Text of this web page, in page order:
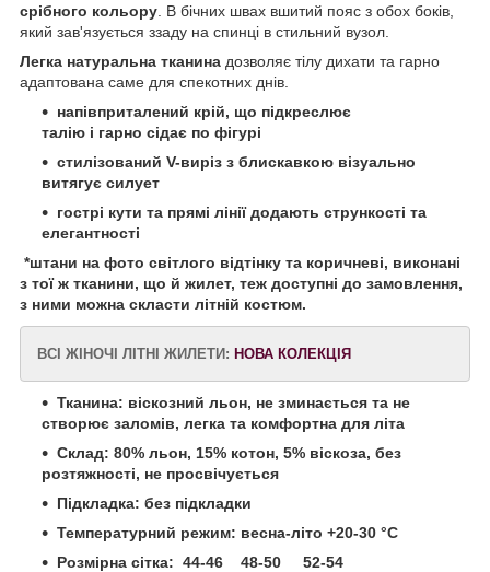
срібного кольору . В бічних швах вшитий пояс з обох боків,
який зав'язується ззаду на спинці в стильний вузол.
Легка натуральна тканина дозволяє тілу дихати та гарно
адаптована саме для спекотних днів.
напівприталений крій, що підкреслює
талію і гарно сідає по фігурі
стилізований V-виріз з блискавкою візуально
витягує силует
гострі кути та прямі лінії додають стрункості та
елегантності
*штани на фото світлого відтінку та коричневі, виконані
з тої ж тканини, що й жилет, теж доступні до замовлення,
з ними можна скласти літній костюм.
ВСІ ЖІНОЧІ ЛІТНІ ЖИЛЕТИ: НОВА КОЛЕКЦІЯ
Тканина: віскозний льон, не зминається та не
створює заломів, легка та комфортна для літа
Склад: 80% льон, 15% котон, 5% віскоза, без
розтяжності, не просвічується
Підкладка: без підкладки
Температурний режим: весна-літо +20-30 °С
Розмірна сітка: 44-46 48-50 52-54